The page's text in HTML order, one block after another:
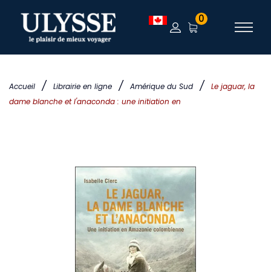
Accueil / Librairie en ligne / Amérique du Sud /
Le jaguar, la
dame blanche et l'anaconda : une initiation en
0